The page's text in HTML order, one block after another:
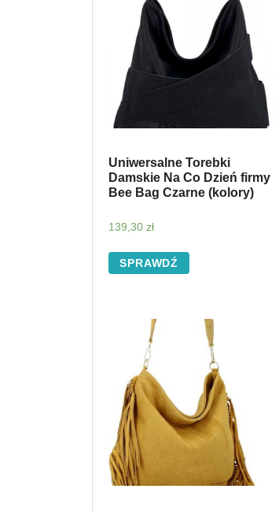
Uniwersalne Torebki
Damskie Na Co Dzień firmy
Bee Bag Czarne (kolory)
139,30 zł
SPRAWDŹ